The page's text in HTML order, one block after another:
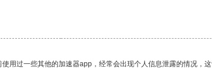
过一些其他的加速器app，经常会出现个人信息泄露的情况，这